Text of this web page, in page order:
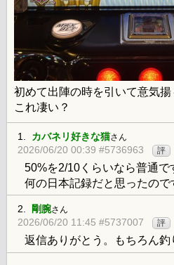
初めて出陣の時を引いて意気揚
これ凄い？
1. カバネリ好きな猫さん
2026/06/20 00:39 #5736963 評
50%を2/10くらいなら普通で
何の日本記録だと思ったので
2. 剛腕さん
2026/06/20 11:45 #5737007 評
返信ありがとう。もちろん釣